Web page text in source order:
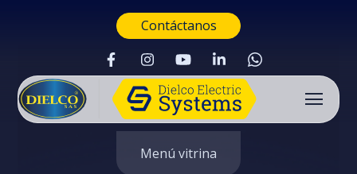
Contáctanos
Menú vitrina